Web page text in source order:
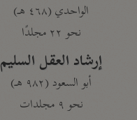
الواحدي (٤٦٨ هـ)
نحو ٢٢ مجلدًا
إرشاد العقل السليم
أبو السعود (٩٨٢ هـ)
نحو ٩ مجلدات